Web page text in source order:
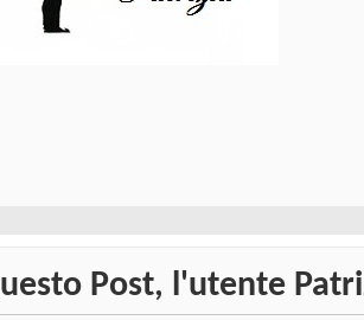
Post, l'utente